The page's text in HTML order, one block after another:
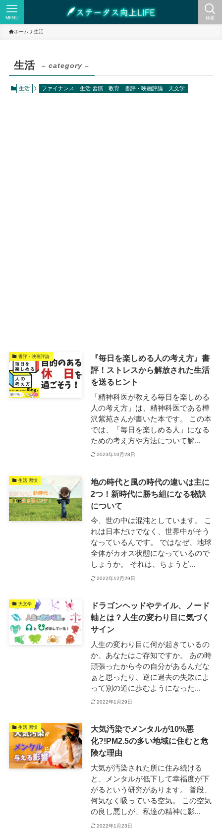
検索
MENU
ホーム 生活
生活 – category –
生活 ファイナンス 生活 習慣 教育 書評・映画評論 天文学
書評・映画評論
『毎日を楽しめる人の考え方』書
評！ストレスから解放された生活
を送るヒント
「精神科医が教える毎日を楽しめる
人の考え方」は、精神科医である樺
沢紫苑さんが書いた本です。 この本
では、「毎日を楽しめる人」になる
ための考え方や方法について解...
2023年10月28日
生活 習慣
地の時代と風の時代の違いは主に
2つ！新時代に勝ち組になる秘訣
について
今、世の中は混沌としています。 こ
れは日本だけでなく、世界中がそう
なっているんです。 ではなぜ、地球
全体がカオス状態になっているので
しょうか。 それは、ちょうど...
2022年12月29日
天文学
ドラゴンヘッドやテイル、ノード
軸とは？人生の変わり目に気づく
サイン
人生の変わり目に何が起きているの
か、あなたはご存知ですか。 あの時
頑張ったから今の自分があるんだな
ぁと思ったり、逆に過去の失敗によ
って別の道に歩むようになった...
2022年1月29日
生活 習慣
大気汚染でメンタルが10%悪
化?!PM2.5の多い地域に住むと危
険な理由
大気が汚染された所に住み続ける
と、メンタルが低下して幸福度が下
がるという研究があります。 普段、
何気なく吸っている空気。 この空気
の良し悪しが、私達の精神に影...
2022年1月23日